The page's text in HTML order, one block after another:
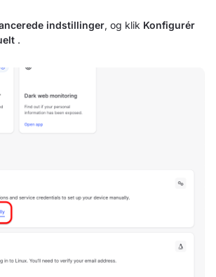
indstillinger, og klik Konfigurér
.